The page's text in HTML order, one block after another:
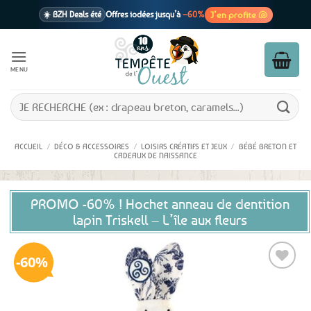
☀️ BZH Deals été Offres iodées jusqu’à –60% J’en profite 🐚
1 cadeau offertdès 39€ d’achats
En point relais dès 3,95€ seulement
MENU
Recherche
pour :
ACCUEIL / DÉCO & ACCESSOIRES / LOISIRS CRÉATIFS ET JEUX / BÉBÉ BRETON ET
CADEAUX DE NAISSANCE
PROMO -60% ! Hochet anneau de dentition
lapin Triskell – L’île aux fleurs
60%